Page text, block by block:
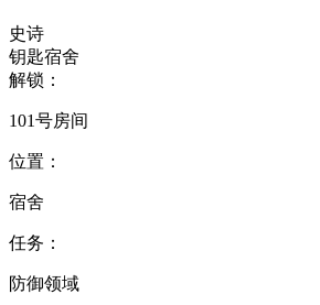
史诗
钥匙宿舍
解锁：
101号房间
位置：
宿舍
任务：
防御领域